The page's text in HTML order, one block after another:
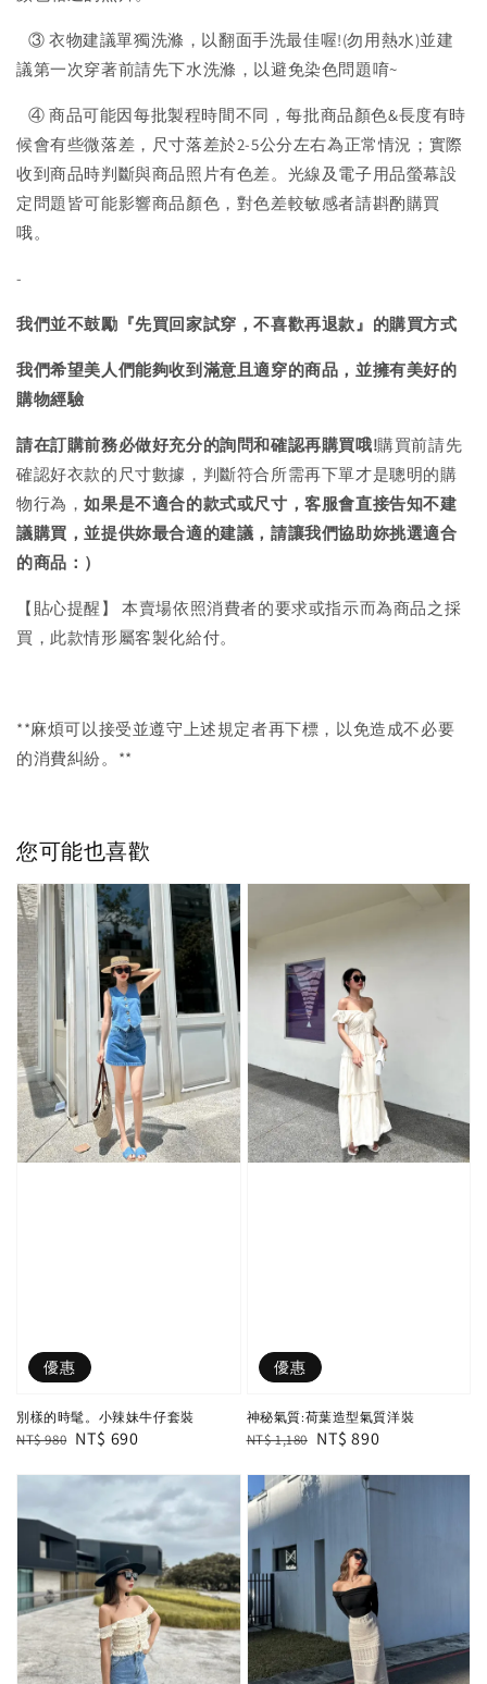
③ 衣物建議單獨洗滌，以翻面手洗最佳喔!(勿用熱水)並建
議第一次穿著前請先下水洗滌，以避免染色問題唷~
④ 商品可能因每批製程時間不同，每批商品顏色&長度有時
候會有些微落差，尺寸落差於2-5公分左右為正常情況；實際
收到商品時判斷與商品照片有色差。光線及電子用品螢幕設
定問題皆可能影響商品顏色，對色差較敏感者請斟酌購買
哦。
-
我們並不鼓勵『先買回家試穿，不喜歡再退款』的購買方式
我們希望美人們能夠收到滿意且適穿的商品，並擁有美好的
購物經驗
請在訂購前務必做好充分的詢問和確認再購買哦!購買前請先
確認好衣款的尺寸數據，判斷符合所需再下單才是聰明的購
物行為，如果是不適合的款式或尺寸，客服會直接告知不建
議購買，並提供妳最合適的建議，請讓我們協助妳挑選適合
的商品：）
【貼心提醒】 本賣場依照消費者的要求或指示而為商品之採
買，此款情形屬客製化給付。
**麻煩可以接受並遵守上述規定者再下標，以免造成不必要
的消費糾紛。**
您可能也喜歡
優惠
別樣的時髦。小辣妹牛仔套裝
Regular
NT$ 980 Sale
NT$ 690
優惠
神秘氣質:荷葉造型氣質洋裝
Regular
NT$ 1,180 Sale
NT$ 890